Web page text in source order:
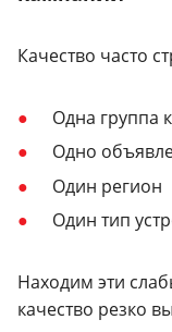
Качество часто
Одна группа
Одно
Один регион
Один тип
Находим эти
качество резко